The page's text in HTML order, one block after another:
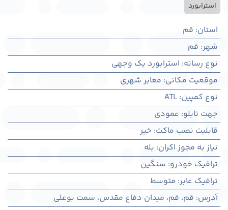
استرابورد
استان: قم
شهر: قم
نوع رسانه: استرابورد یک وجهی
موقعیت مکانی: معابر شهری
نوع کمپین:
ATL
جهت تابلو: عمودی
قابلیت نصب ماکت: خیر
نیاز به مجوز اکران: بله
ترافیک خودرو: سنگین
ترافیک عابر: متوسط
آدرس: قم، قم، میدان دفاع مقدس، سمت بوعلی